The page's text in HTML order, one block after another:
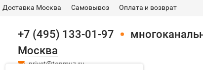
Доставка Москва Самовывоз Оплата и возврат
+7 (495) 133-01-97
Москва
privet@topmuz.ru